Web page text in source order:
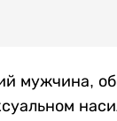
мужчина,